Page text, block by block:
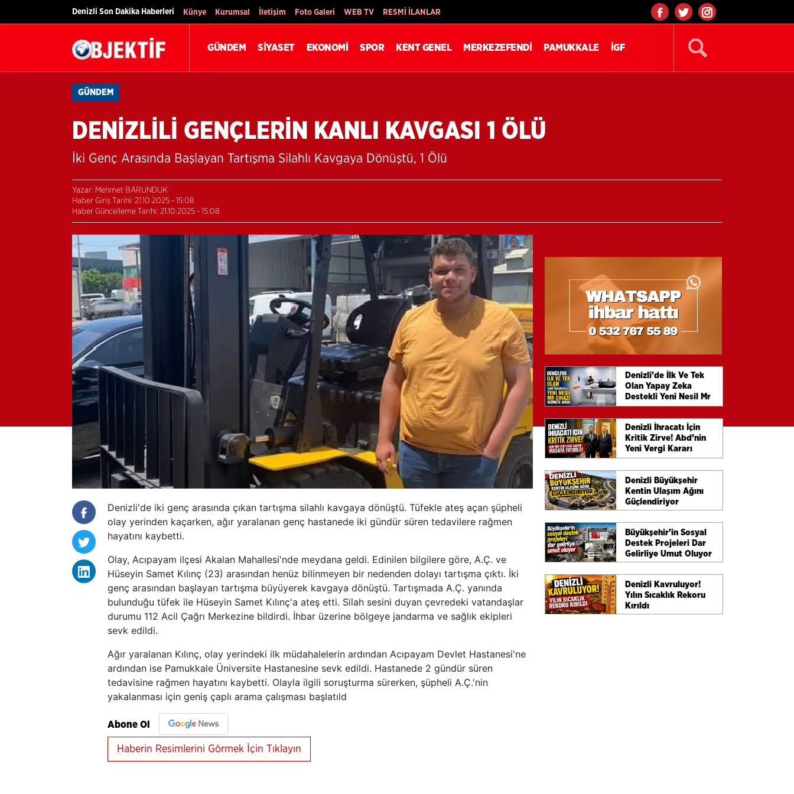
Denizli Son Dakika Haberleri Künye Kurumsal İletişim Foto Galeri WEB TV RESMİ İLANLAR
GÜNDEM SİYASET EKONOMİ SPOR KENT GENEL MERKEZEFENDİ PAMUKKALE İGF
GÜNDEM
DENİZLİLİ GENÇLERİN KANLI KAVGASI 1 ÖLÜ
İki Genç Arasında Başlayan Tartışma Silahlı Kavgaya Dönüştü, 1 Ölü
Yazar: Mehmet BARUNDUK
Haber Giriş Tarihi: 21.10.2025 - 15:08
Haber Güncelleme Tarihi: 21.10.2025 - 15:08
Denizli'de iki genç arasında çıkan tartışma silahlı kavgaya dönüştü. Tüfekle ateş açan şüpheli
olay yerinden kaçarken, ağır yaralanan genç hastanede iki gündür süren tedavilere rağmen
hayatını kaybetti.
Olay, Acıpayam ilçesi Akalan Mahallesi'nde meydana geldi. Edinilen bilgilere göre, A.Ç. ve
Hüseyin Samet Kılınç (23) arasından henüz bilinmeyen bir nedenden dolayı tartışma çıktı. İki
genç arasından başlayan tartışma büyüyerek kavgaya dönüştü. Tartışmada A.Ç. yanında
bulunduğu tüfek ile Hüseyin Samet Kılınç'a ateş etti. Silah sesini duyan çevredeki vatandaşlar
durumu 112 Acil Çağrı Merkezine bildirdi. İhbar üzerine bölgeye jandarma ve sağlık ekipleri
sevk edildi.
Ağır yaralanan Kılınç, olay yerindeki ilk müdahalelerin ardından Acıpayam Devlet Hastanesi'ne
ardından ise Pamukkale Üniversite Hastanesine sevk edildi. Hastanede 2 gündür süren
tedavisine rağmen hayatını kaybetti. Olayla ilgili soruşturma sürerken, şüpheli A.Ç.'nin
yakalanması için geniş çaplı arama çalışması başlatıld
Abone Ol
Haberin Resimlerini Görmek İçin Tıklayın
Denizli’de İlk Ve Tek
Olan Yapay Zeka
Destekli Yeni Nesil Mr
Cihazı Hizmete Girdi
Denizli İhracatı İçin
Kritik Zirve! Abd’nin
Yeni Vergi Kararı
Masaya Yatırıldı
Denizli Büyükşehir
Kentin Ulaşım Ağını
Güçlendiriyor
Büyükşehir’in Sosyal
Destek Projeleri Dar
Gelirliye Umut Oluyor
Denizli Kavruluyor!
Yılın Sıcaklık Rekoru
Kırıldı